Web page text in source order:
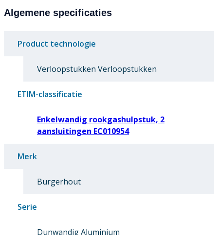
Algemene specificaties
Product technologie
Verloopstukken Verloopstukken
ETIM-classificatie
Enkelwandig rookgashulpstuk, 2
aansluitingen EC010954
Merk
Burgerhout
Serie
Dunwandig Aluminium